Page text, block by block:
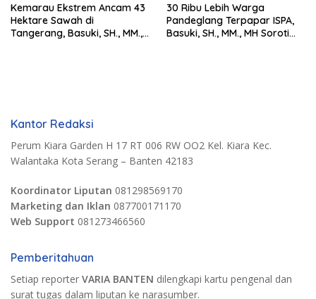
Kemarau Ekstrem Ancam 43
Hektare Sawah di
Tangerang, Basuki, SH., MM.,
30 Ribu Lebih Warga
Pandeglang Terpapar ISPA,
Basuki, SH., MM., MH Soroti
Kantor Redaksi
Perum Kiara Garden H 17 RT 006 RW OO2 Kel. Kiara Kec.
Walantaka Kota Serang – Banten 42183
Koordinator Liputan 081298569170
Marketing dan Iklan 087700171170
Web Support 081273466560
Pemberitahuan
Setiap reporter VARIA BANTEN dilengkapi kartu pengenal dan
surat tugas dalam liputan ke narasumber.